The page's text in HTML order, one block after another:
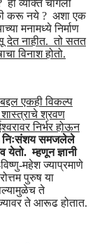
व्यक्ति चांगली
करू नये ? अशा एक
मनामध्ये निर्माण
देत नाहीत. तो सतत
विनाश होतो.
एकही विकल्प
श्रवण
निर्भर होऊन
निःसंशय समजलेले
येतो. म्हणून ज्ञानी
विष्णु-महेश ज्याप्रमाणे
पुरुष या
ते
ते आरूढ होतात.